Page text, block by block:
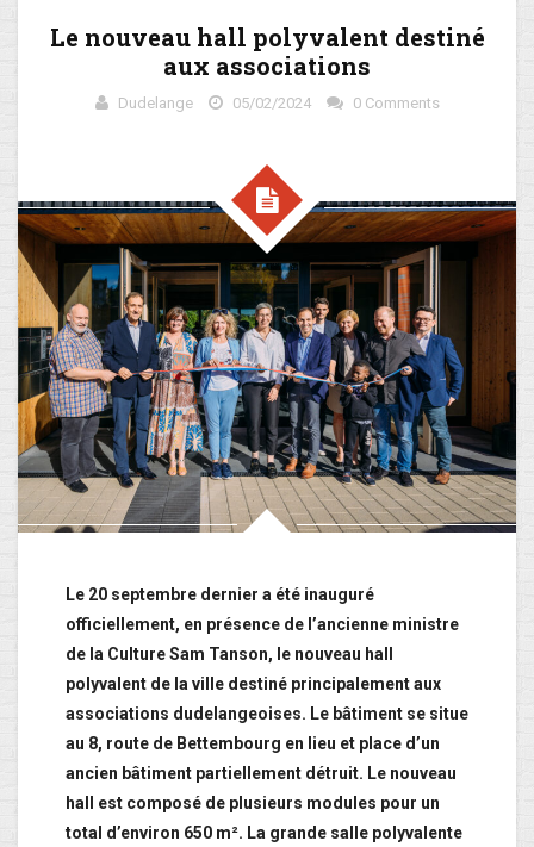
Le nouveau hall polyvalent destiné
aux associations
Dudelange 05/02/2024 0 Comments
Le 20 septembre dernier a été inauguré
officiellement, en présence de l’ancienne ministre
de la Culture Sam Tanson, le nouveau hall
polyvalent de la ville destiné principalement aux
associations dudelangeoises. Le bâtiment se situe
au 8, route de Bettembourg en lieu et place d’un
ancien bâtiment partiellement détruit. Le nouveau
hall est composé de plusieurs modules pour un
total d’environ 650 m². La grande salle polyvalente